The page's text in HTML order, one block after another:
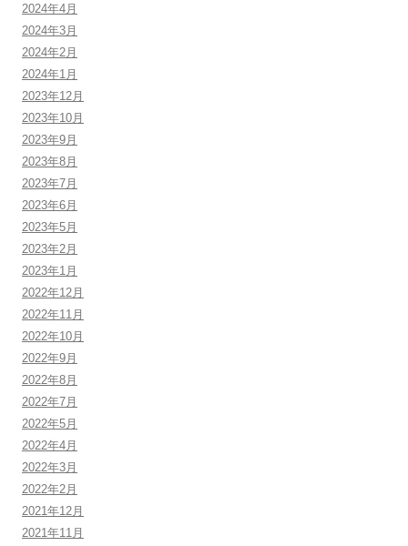
2024年4月
2024年3月
2024年2月
2024年1月
2023年12月
2023年10月
2023年9月
2023年8月
2023年7月
2023年6月
2023年5月
2023年2月
2023年1月
2022年12月
2022年11月
2022年10月
2022年9月
2022年8月
2022年7月
2022年5月
2022年4月
2022年3月
2022年2月
2021年12月
2021年11月